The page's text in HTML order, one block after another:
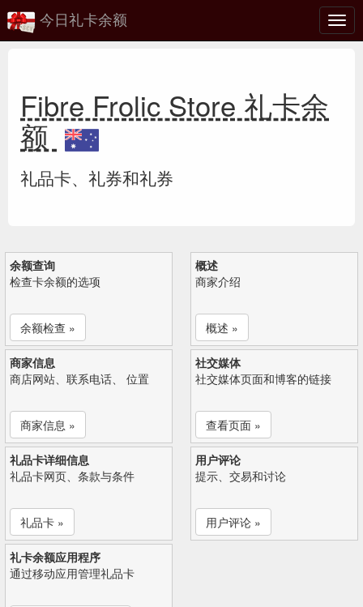
切
换
今日礼卡余额
Fibre Frolic Store 礼卡余
额
礼品卡、礼券和礼券
余额查询
检查卡余额的选项
余额检查 »
概述
商家介绍
概述 »
商家信息
商店网站、联系电话、 位置
商家信息 »
社交媒体
社交媒体页面和博客的链接
查看页面 »
礼品卡详细信息
礼品卡网页、条款与条件
礼品卡 »
用户评论
提示、交易和讨论
用户评论 »
礼卡余额应用程序
通过移动应用管理礼品卡